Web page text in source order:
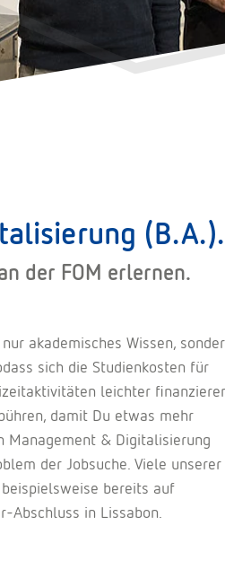
(B.A.).
der FOM erlernen.
akademisches Wissen,
sich die Studienkosten für
leichter
damit Du etwas mehr
Management & Digitalisierung
der Jobsuche. Viele unserer
bereits auf
Abschluss in Lissabon.